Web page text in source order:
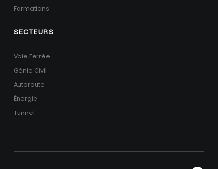
Formations
SECTEURS
Voie Ferrée
Génie Civil
Autoroute
Énergie
Tunnel